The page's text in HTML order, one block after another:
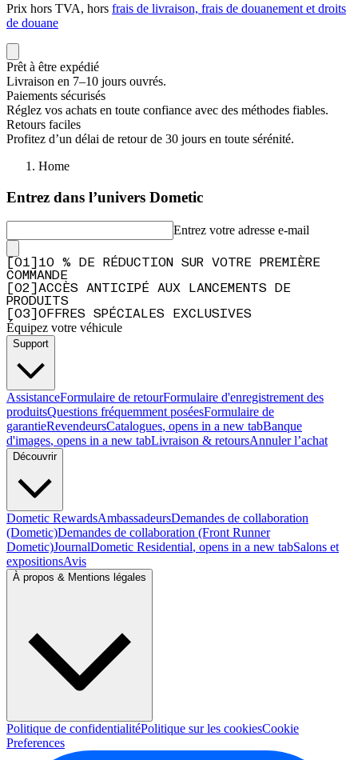
Prix hors TVA, hors frais de livraison, frais de douanement et droits
de douane
Prêt à être expédié
Livraison en 7–10 jours ouvrés.
Paiements sécurisés
Réglez vos achats en toute confiance avec des méthodes fiables.
Retours faciles
Profitez d’un délai de retour de 30 jours en toute sérénité.
Home
Entrez dans l’univers Dometic
Entrez votre adresse e-mail
01
10 % DE RÉDUCTION SUR VOTRE PREMIÈRE
COMMANDE
02
ACCÈS ANTICIPÉ AUX LANCEMENTS DE
PRODUITS
03 OFFRES SPÉCIALES EXCLUSIVES
Équipez votre véhicule
Support
AssistanceFormulaire de retourFormulaire d'enregistrement des
produitsQuestions fréquemment poséesFormulaire de
garantieRevendeursCatalogues, opens in a new tabBanque
d'images, opens in a new tabLivraison & retoursAnnuler l’achat
Découvrir
Dometic RewardsAmbassadeursDemandes de collaboration
(Dometic)Demandes de collaboration (Front Runner
Dometic)JournalDometic Residential, opens in a new tabSalons et
expositionsAvis
À propos & Mentions légales
Politique de confidentialitéPolitique sur les cookiesCookie
Preferences